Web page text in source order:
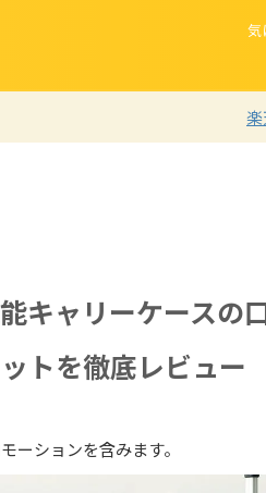
気
キャリーケースの
トを徹底レビュー
ーションを含みます。